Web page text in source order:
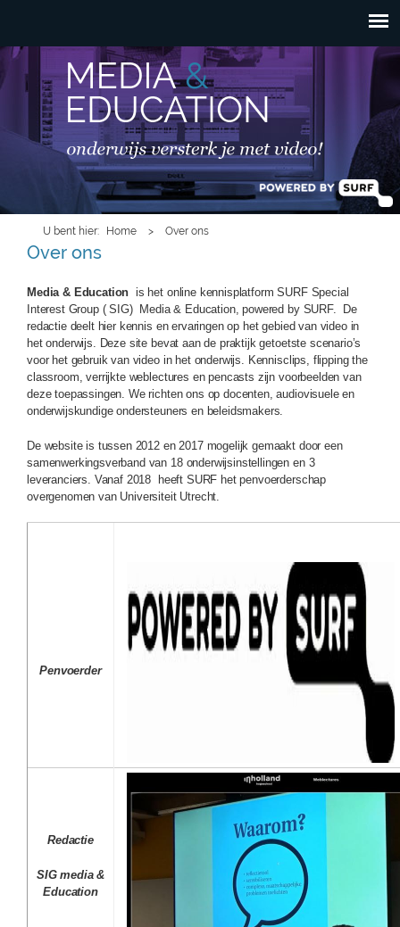
Overslaan en naar de
inhoud gaan
HOOFDMENU
U bent hier Home > Over ons
Over ons
Media & Education is het online kennisplatform SURF Special
Interest Group ( SIG) Media & Education, powered by SURF. De
redactie deelt hier kennis en ervaringen op het gebied van video in
het onderwijs. Deze site bevat aan de praktijk getoetste scenario’s
voor het gebruik van video in het onderwijs. Kennisclips, flipping the
classroom, verrijkte weblectures en pencasts zijn voorbeelden van
deze toepassingen. We richten ons op docenten, audiovisuele en
onderwijskundige ondersteuners en beleidsmakers.
De website is tussen 2012 en 2017 mogelijk gemaakt door een
samenwerkingsverband van 18 onderwijsinstellingen en 3
leveranciers. Vanaf 2018 heeft SURF het penvoerderschap
overgenomen van Universiteit Utrecht.
Penvoerder
Redactie
SIG media &
Education